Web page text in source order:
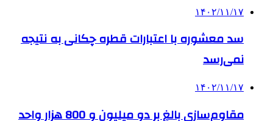
۱۴۰۲/۱۱/۱۷
سد معشوره ‌با اعتبارات قطره چکانی به نتیجه
نمی‌رسد
۱۴۰۲/۱۱/۱۷
مقاوم‌سازی بالغ بر دو میلیون و 800 هزار واحد